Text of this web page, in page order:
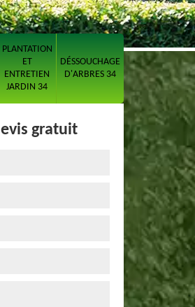
PLANTATION
ET
ENTRETIEN
JARDIN 34
DÉSSOUCHAGE
D'ARBRES 34
gratuit